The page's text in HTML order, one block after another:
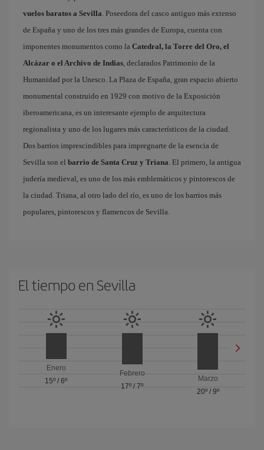
vuelos baratos a Sevilla. Poseedora del casco antiguo más extenso
de España y uno de los tres más grandes de Europa, cuenta con
imponentes monumentos como la Catedral, la Torre del Oro, el
Alcázar o el Archivo de Indias, declarados Patrimonio de la
Humanidad por la Unesco. La Plaza de España, gran espacio abierto
monumental construido en 1929 con motivo de la Exposición
iberoamericana, es un interesante ejemplo de arquitectura
regionalista y uno de los lugares más característicos de la ciudad.
Dos barrios imprescindibles para impregnarte de la esencia de
Sevilla son el barrio de Santa Cruz y Triana. El primero, la antigua
judería medieval, es uno de los más emblemáticos y pintorescos de
la ciudad. Triana, al otro lado del río, es uno de los barrios más
populares, pintorescos y flamencos de Sevilla.
El tiempo en Sevilla
Enero
15º /6º
Febrero
17º / 7º
Marzo
20º/ 9º